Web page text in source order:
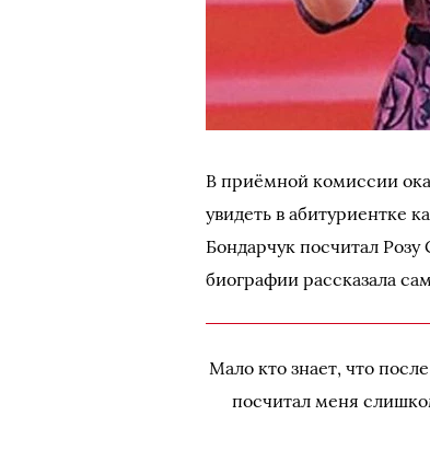
В приёмной комиссии
увидеть в абитуриентке
Бондарчук посчитал
биографии рассказала
Мало кто знает, что
посчитал меня